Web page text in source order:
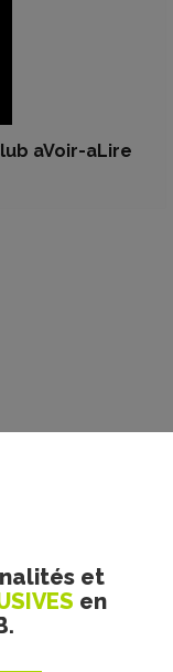
et
en
aVoir-aLire